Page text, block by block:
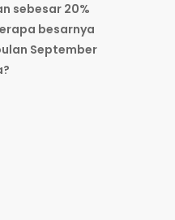
sebesar 20%
besarnya
September